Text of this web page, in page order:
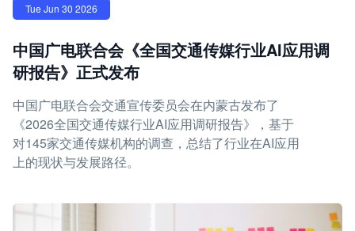
Tue Jun 30 2026
中国广电联合会《全国交通传媒行业AI应用调
研报告》正式发布
中国广电联合会交通宣传委员会在内蒙古发布了
《2026全国交通传媒行业AI应用调研报告》，基于
对145家交通传媒机构的调查，总结了行业在AI应用
上的现状与发展路径。